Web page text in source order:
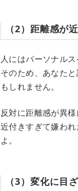
（2）距離感が
人にはパーソナル
そのため、あなた
もしれません。
反対に距離感が異様
近付きすぎて嫌わ
よ。
（3）変化に目